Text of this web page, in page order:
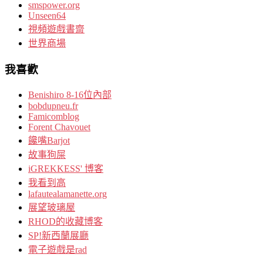
smspower.org
Unseen64
視頻遊戲書齋
世界商場
我喜歡
Benishiro 8-16位內部
bobdupneu.fr
Famicomblog
Forent Chavouet
饞嘴Barjot
故事狗屎
iGREKKESS' 博客
我看到高
lafautealamanette.org
展望玻璃屋
RHOD的收藏博客
SP!新西蘭展廳
電子遊戲是rad